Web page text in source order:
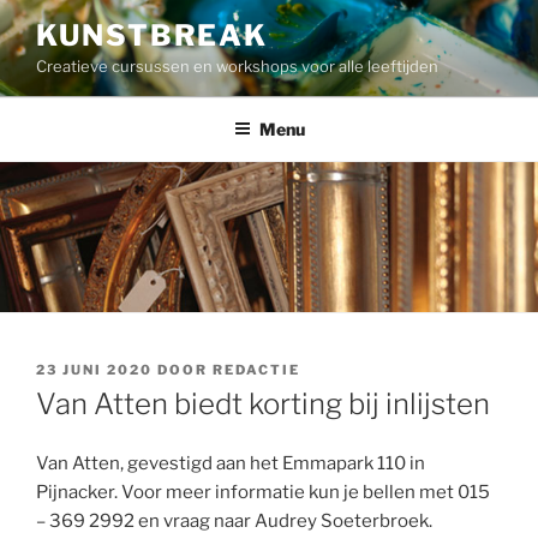
Ga
naar
inhoud
KUNSTBREAK
Creatieve cursussen en workshops voor alle leeftijden
Menu
GEPLAATST
OP
23 JUNI 2020 DOOR REDACTIE
Van Atten biedt korting bij inlijsten
Van Atten, gevestigd aan het Emmapark 110 in
Pijnacker. Voor meer informatie kun je bellen met 015
– 369 2992 en vraag naar Audrey Soeterbroek.